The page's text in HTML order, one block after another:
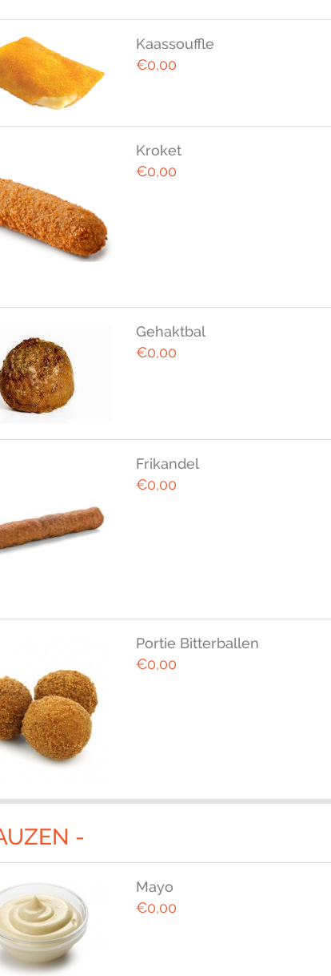
Kaassouffle
€0,00
Kroket
€0,00
Gehaktbal
€0,00
Frikandel
€0,00
Portie Bitterballen
€0,00
-
Mayo
€0,00